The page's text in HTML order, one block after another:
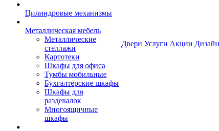
Цилиндровые механизмы
Металлическая мебель
Металлические
стеллажи
Картотеки
Шкафы для офиса
Тумбы мобильные
Бухгалтерские шкафы
Шкафы для
раздевалок
Многоящичные
шкафы
Двери Услуги Акции